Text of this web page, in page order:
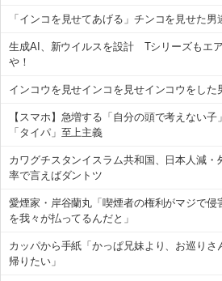
「インコを見せてあげる」チンコを見せた男
生成AI、新ウイルスを設計 Tシリーズもエ
や！
インコウを見せインコを見せインコウをした
【スマホ】急増する「自分の頭で考えない
「タイパ」至上主義
カワグチスタンイスラム共和国、日本人減
率で言えばダントツ
愛煙家・岸谷蘭丸「喫煙者の権利がマジで
を我々が払ってるんだと」
カッパから手紙「かっぱ兄妹より、お巡りさ
帰りたい」